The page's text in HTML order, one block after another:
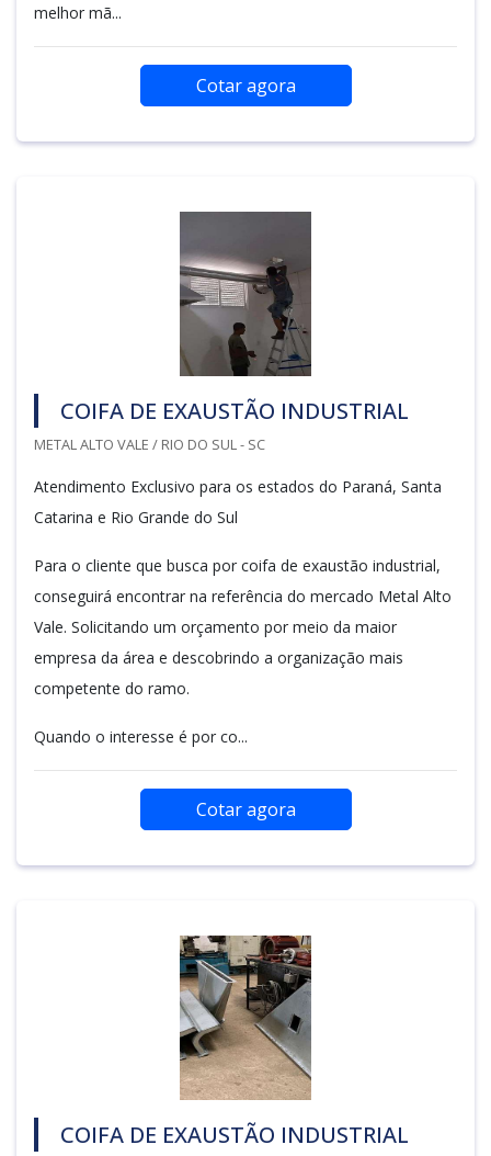
melhor mã...
Cotar agora
COIFA DE EXAUSTÃO INDUSTRIAL
METAL ALTO VALE / RIO DO SUL - SC
Atendimento Exclusivo para os estados do Paraná, Santa
Catarina e Rio Grande do Sul
Para o cliente que busca por coifa de exaustão industrial,
conseguirá encontrar na referência do mercado Metal Alto
Vale. Solicitando um orçamento por meio da maior
empresa da área e descobrindo a organização mais
competente do ramo.
Quando o interesse é por co...
Cotar agora
COIFA DE EXAUSTÃO INDUSTRIAL